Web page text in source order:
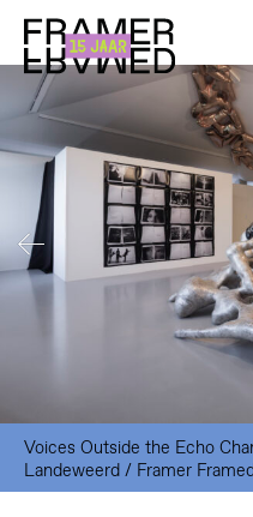
Voices Outside the Echo
Landeweerd / Framer